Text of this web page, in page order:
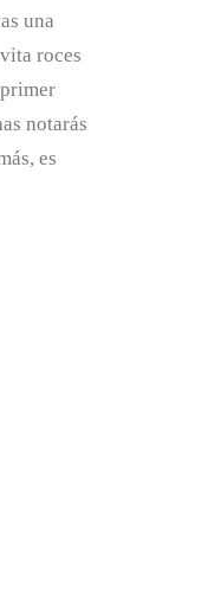
una
roces
notarás
es